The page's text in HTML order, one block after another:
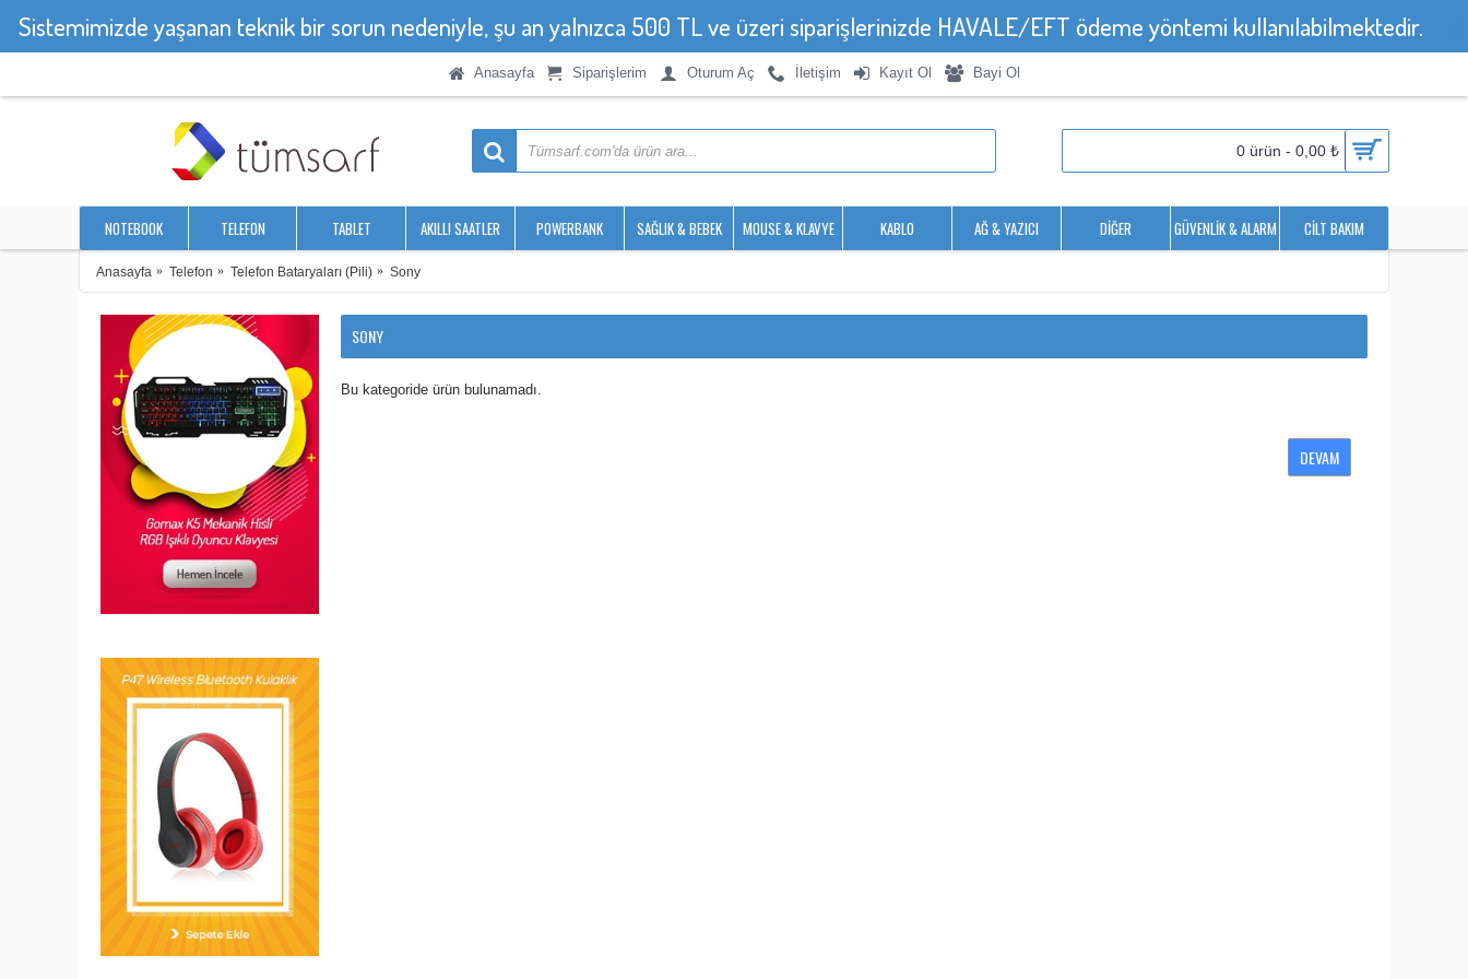
Sistemimizde yaşanan teknik bir sorun nedeniyle, şu an yalnızca 500 TL ve üzeri siparişlerinizde HAVALE/EFT ödeme yöntemi kullanılabilmektedir.
Anasayfa Siparişlerim Oturum Aç İletişim Kayıt Ol Bayi Ol
0 ürün - 0,00 ₺
NOTEBOOK TELEFON TABLET AKILLI SAATLER POWERBANK SAĞLIK & BEBEK MOUSE & KLAVYE KABLO AĞ & YAZICI DIĞER GÜVENLIK & ALARM CILT BAKIM
Anasayfa Telefon Telefon Bataryaları (Pili) Sony
SONY
Bu kategoride ürün bulunamadı.
DEVAM